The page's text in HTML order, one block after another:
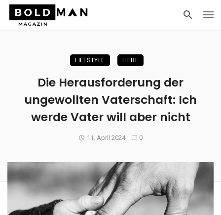
LIFESTYLE LIEBE
Die Herausforderung der
ungewollten Vaterschaft: Ich
werde Vater will aber nicht
11. April 2024 0